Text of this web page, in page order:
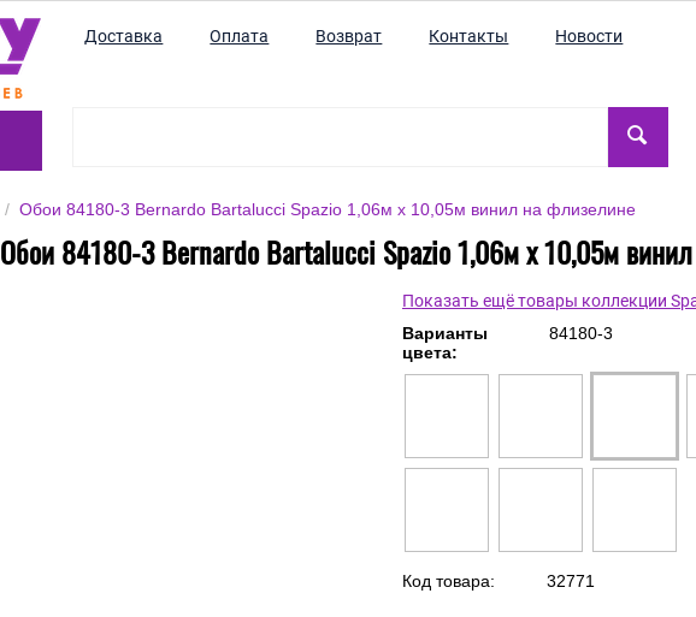
Доставка Оплата Возврат Контакты Новости
/ Обои 84180-3 Bernardo Bartalucci Spazio 1,06м х 10,05м винил на флизелине
Обои 84180-3 Bernardo Bartalucci Spazio 1,06м х 10,05м
Показать ещё товары коллекции
Варианты
цвета:
84180-3
Код товара: 32771